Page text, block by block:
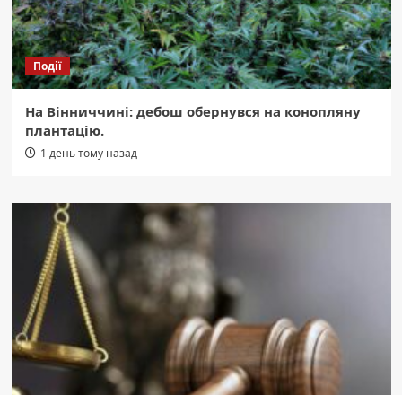
Події
На Вінниччині: дебош обернувся на конопляну
плантацію.
1 день тому назад